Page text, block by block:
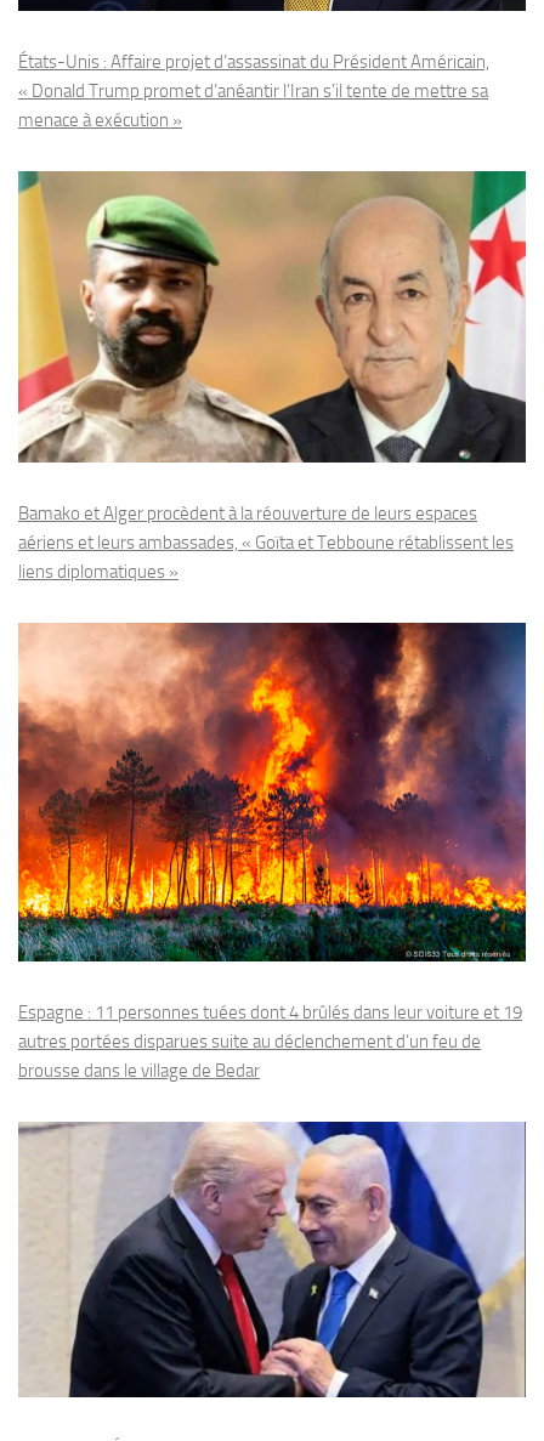
États-Unis : Affaire projet d’assassinat du Président Américain,
« Donald Trump promet d’anéantir l’Iran s’il tente de mettre sa
menace à exécution »
Bamako et Alger procèdent à la réouverture de leurs espaces
aériens et leurs ambassades, « Goïta et Tebboune rétablissent les
liens diplomatiques »
Espagne : 11 personnes tuées dont 4 brûlés dans leur voiture et 19
autres portées disparues suite au déclenchement d’un feu de
brousse dans le village de Bedar